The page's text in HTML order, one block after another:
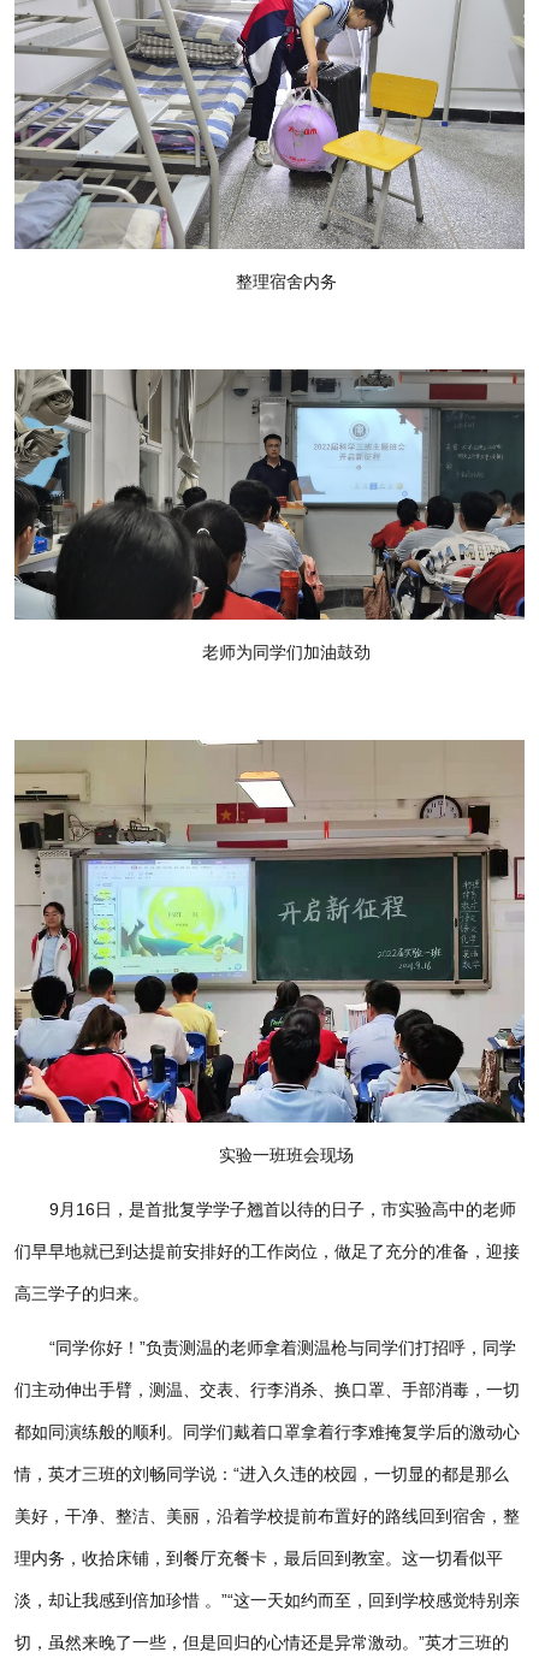
整理宿舍内务
老师为同学们加油鼓劲
实验一班班会现场
9月16日，是首批复学学子翘首以待的日子，市实验高中的老师
们早早地就已到达提前安排好的工作岗位，做足了充分的准备，迎接
高三学子的归来。
“同学你好！”负责测温的老师拿着测温枪与同学们打招呼，同学
们主动伸出手臂，测温、交表、行李消杀、换口罩、手部消毒，一切
都如同演练般的顺利。同学们戴着口罩拿着行李难掩复学后的激动心
情，英才三班的刘畅同学说：“进入久违的校园，一切显的都是那么
美好，干净、整洁、美丽，沿着学校提前布置好的路线回到宿舍，整
理内务，收拾床铺，到餐厅充餐卡，最后回到教室。这一切看似平
淡，却让我感到倍加珍惜 。”“这一天如约而至，回到学校感觉特别亲
切，虽然来晚了一些，但是回归的心情还是异常激动。”英才三班的